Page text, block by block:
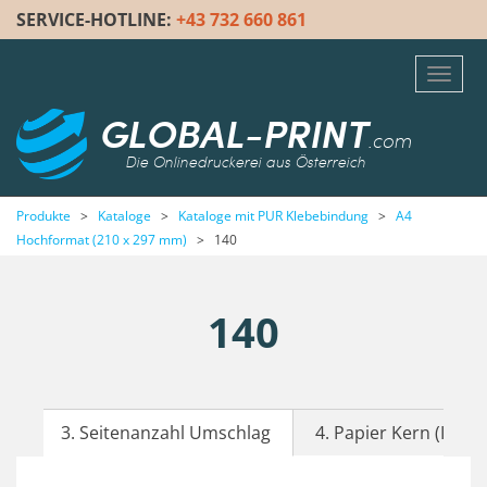
SERVICE-HOTLINE: +43 732 660 861
GLOBAL-PRINT.com
Die Onlinedruckerei aus Österreich
Produkte > Kataloge > Kataloge mit PUR Klebebindung > A4
Hochformat (210 x 297 mm) > 140
140
3. Seitenanzahl Umschlag 4. Papier Kern